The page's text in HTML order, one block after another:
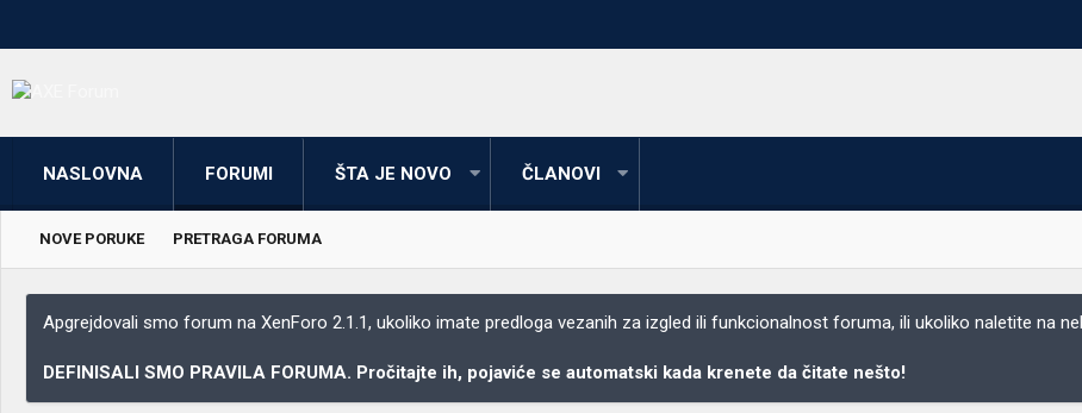
NASLOVNA FORUMI ŠTA JE NOVO ČLANOVI
NOVE PORUKE PRETRAGA FORUMA
Apgrejdovali smo forum na XenForo 2.1.1, ukoliko imate predloga vezanih za izgled ili funkcionalnost foruma, ili ukoliko naletite na
DEFINISALI SMO PRAVILA FORUMA. Pročitajte ih, pojaviće se automatski kada krenete da čitate nešto!